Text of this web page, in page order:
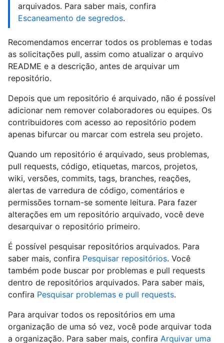
arquivados. Para saber mais, confira
Escaneamento de segredos.
Recomendamos encerrar todos os problemas e todas
as solicitações pull, assim como atualizar o arquivo
README e a descrição, antes de arquivar um
repositório.
Depois que um repositório é arquivado, não é possível
adicionar nem remover colaboradores ou equipes. Os
contribuidores com acesso ao repositório podem
apenas bifurcar ou marcar com estrela seu projeto.
Quando um repositório é arquivado, seus problemas,
pull requests, código, etiquetas, marcos, projetos,
wiki, versões, commits, tags, branches, reações,
alertas de varredura de código, comentários e
permissões tornam-se somente leitura. Para fazer
alterações em um repositório arquivado, você deve
desarquivar o repositório primeiro.
É possível pesquisar repositórios arquivados. Para
saber mais, confira Pesquisar repositórios. Você
também pode buscar por problemas e pull requests
dentro de repositórios arquivados. Para saber mais,
confira Pesquisar problemas e pull requests.
Para arquivar todos os repositórios em uma
organização de uma só vez, você pode arquivar toda
a organização. Para saber mais, confira Arquivar uma